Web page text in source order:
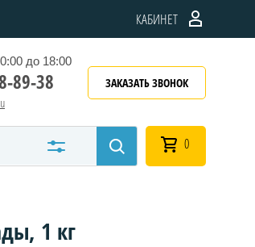
КАБИНЕТ
до 18:00
89-38 ЗАКАЗАТЬ ЗВОНОК
0
1 кг